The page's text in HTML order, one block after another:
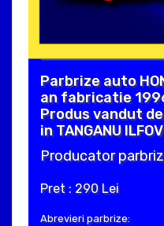
Parbrize auto
an fabricatie
Produs vandut
in TANGANU
Producator parbriz
Pret : 290 Lei
Abrevieri parbrize: